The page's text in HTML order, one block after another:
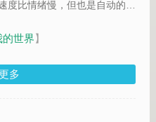
度比情绪慢，但也是自动的！
的世界】
多